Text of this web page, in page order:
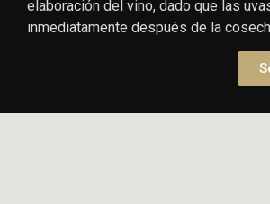
elaboración del vino, dado que las
inmediatamente después de la